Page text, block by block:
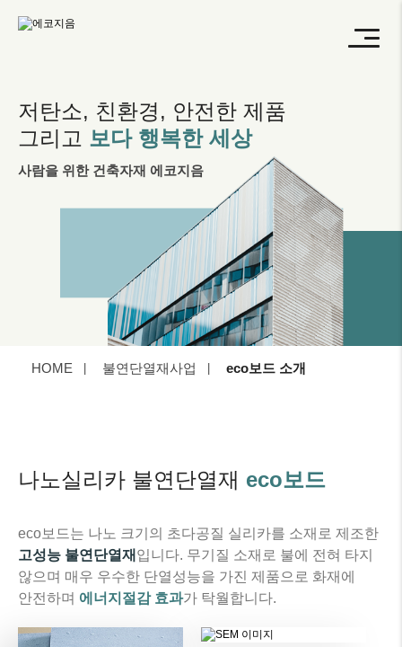
저탄소, 친환경, 안전한 제품
그리고 보다 행복한 세상
사람을 위한 건축자재 에코지음
HOME 불연단열재사업 eco보드 소개
나노실리카 불연단열재 eco보드
eco보드는 나노 크기의 초다공질 실리카를 소재로 제조한
고성능 불연단열재 입니다. 무기질 소재로 불에 전혀 타지
않으며 매우 우수한 단열성능을 가진 제품으로 화재에
안전하며 에너지절감 효과가 탁월합니다.